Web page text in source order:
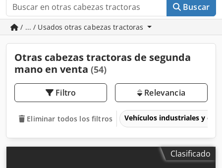
Buscar
/ ... / Usados otras cabezas tractoras
Otras cabezas tractoras de segunda
mano en venta (54)
Filtro Relevancia
Eliminar todos los filtros Vehículos industriales y
Clasificado